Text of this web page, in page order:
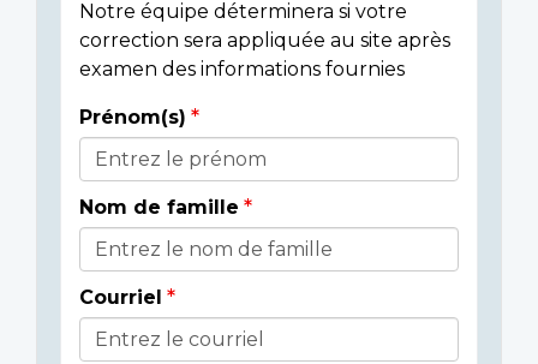
Notre équipe déterminera si votre
correction sera appliquée au site après
examen des informations fournies
Donor
Details
Prénom(s)
Nom de famille
Courriel